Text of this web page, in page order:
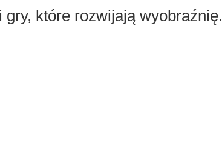
które rozwijają wyobraźnię.